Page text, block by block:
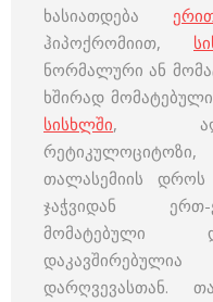
ხასიათდება
ჰიპოქრომიით,
ნორმალური ან
ხშირად
სისხლში,
თალასემიის
ჯაჭვიდან
მომატებული
დარღვევასთან.